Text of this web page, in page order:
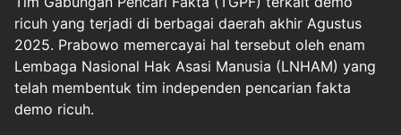
ricuh yang terjadi di berbagai daerah akhir Agustus
2025. Prabowo memercayai hal tersebut oleh enam
Lembaga Nasional Hak Asasi Manusia (LNHAM) yang
telah membentuk tim independen pencarian fakta
demo ricuh.